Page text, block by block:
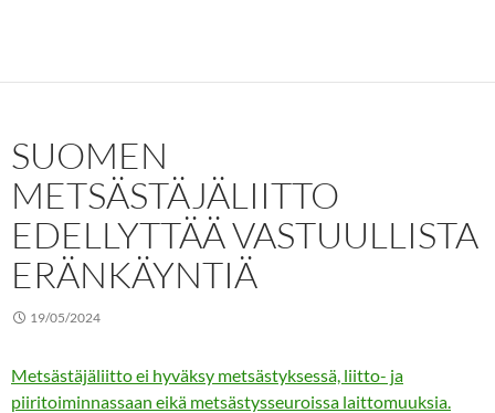
SUOMEN
METSÄSTÄJÄLIITTO
EDELLYTTÄÄ VASTUULLISTA
ERÄNKÄYNTIÄ
19/05/2024
Metsästäjäliitto ei hyväksy metsästyksessä, liitto- ja
piiritoiminnassaan eikä metsästysseuroissa laittomuuksia.